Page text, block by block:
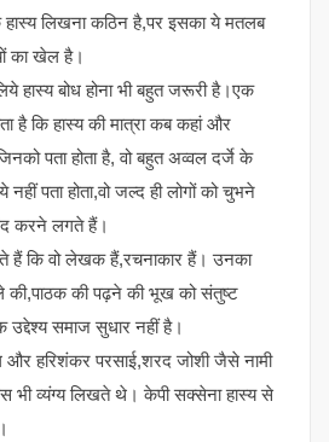
हास्य लिखना कठिन है,पर इसका ये मतलब
का खेल है।
हास्य बोध होना भी बहुत जरूरी है।एक
है कि हास्य की मात्रा कब कहां और
पता होता है, वो बहुत अव्वल दर्जे के
पता होता,वो जल्द ही लोगों को चुभने
करने लगते हैं।
हैं कि वो लेखक हैं,रचनाकार हैं। उनका
की,पाठक की पढ़ने की भूख को संतुष्ट
समाज सुधार नहीं है।
और हरिशंकर परसाई,शरद जोशी जैसे नामी
भी व्यंग्य लिखते थे। केपी सक्सेना हास्य से